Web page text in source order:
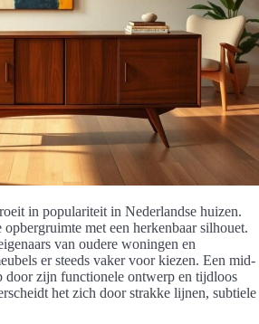
in populariteit in Nederlandse huizen.
met een herkenbaar silhouet.
van oudere woningen en
er steeds vaker voor kiezen. Een mid-
door zijn functionele ontwerp en tijdloos
het zich door strakke lijnen, subtiele